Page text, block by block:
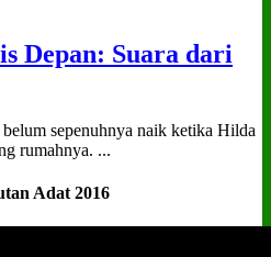
Depan: Suara dari
sepenuhnya naik ketika Hilda
rumahnya. ...
Adat 2016